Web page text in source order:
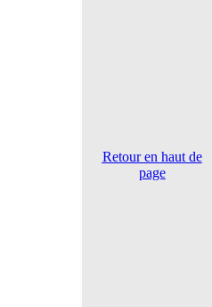
Retour en haut de
page